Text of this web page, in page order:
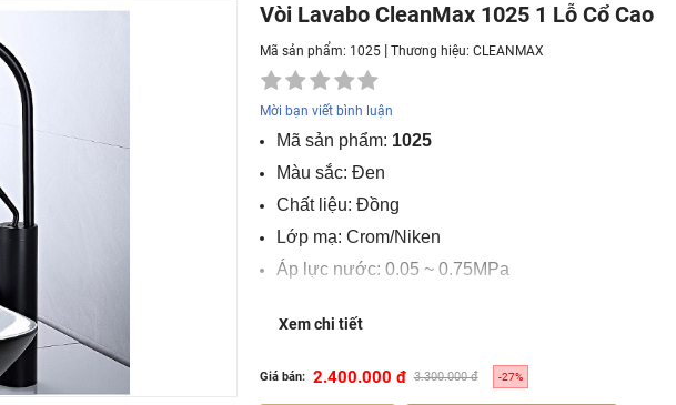
Vòi Lavabo CleanMax 1025 1 Lỗ Cổ Cao
Mã sản phẩm: 1025 |Thương hiệu:CLEANMAX
Mời bạn viết bình luận
Mã sản phẩm: 1025
Màu sắc: Đen
Chất liệu: Đồng
Lớp mạ: Crom/Niken
Áp lực nước: 0.05 ~ 0.75MPa
Thương hiệu: CleanMax
Xem chi tiết
Giá bán: 2.400.000 đ 3.300.000 đ -27%